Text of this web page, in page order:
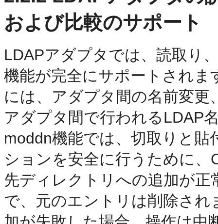
および比較のサポート
LDAPアダプタでは、読取り
機能が完全にサポートされま
には、アダプタ間の名前変
アダプタ間で行われるLDAP
moddn機能では、切取りと
ションを安全に行うために
先ディレクトリへの追加が
で、元のエントリは削除さ